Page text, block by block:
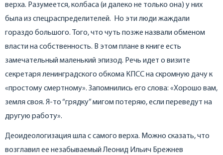
верха. Разумеется, колбаса (и далеко не только она) у них
была из спецраспределителей. Но эти люди жаждали
гораздо большого. Того, что чуть позже назвали обменом
власти на собственность. В этом плане в книге есть
замечательный маленький эпизод. Речь идет о визите
секретаря ленинградского обкома КПСС на скромную дачу к
«простому смертному». Запомнились его слова: «Хорошо вам,
земля своя. Я-то “грядку” мигом потеряю, если переведут на
другую работу».
Деоидеологизация шла с самого верха. Можно сказать, что
возглавил ее незабываемый Леонид Ильич Брежнев